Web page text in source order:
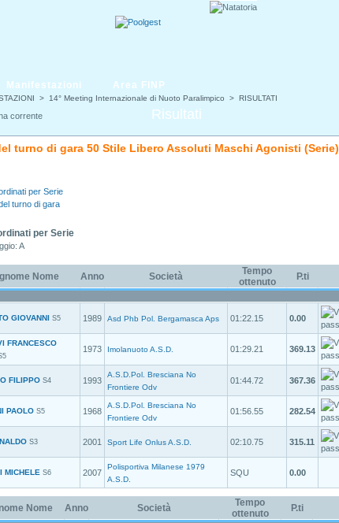
> 14° Meeting Internazionale di Nuoto Paralimpico > RISULTATI
Manifestazioni Area FINP
Risultati
turno di gara 50 Stile Libero Assoluti Maschi Agonisti (Serie)
per Serie
turno di gara
per Serie
A
Nome Anno Società
Tempo
ottenuto
P.ti
GIOVANNI S5 1989 Asd Phb Pol. Bergamasca Aps 01:22.15 0.00
FRANCESCO
1973 Imolanuoto A.S.D. 01:29.21 369.13
FILIPPO S4 1993
A.S.D.Pol. Bresciana No
Frontiere Odv
01:44.72 367.36
PAOLO S5 1968
A.S.D.Pol. Bresciana No
Frontiere Odv
01:56.55 282.54
S3 2001 Sport Life Onlus A.S.D. 02:10.75 315.11
MICHELE S6 2007
Polisportiva Milanese 1979
A.S.D.
SQU 0.00
Nome Anno Società
Tempo
ottenuto
P.ti